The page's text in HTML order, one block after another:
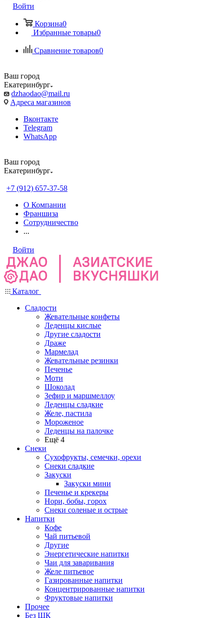
Войти
Корзина0
Избранные товары0
Сравнение товаров0
Ваш город
Екатеринбург
dzhaodao@mail.ru
Адреса магазинов
Вконтакте
Telegram
WhatsApp
Ваш город
Екатеринбург
+7 (912) 657-37-58
О Компании
Франшиза
Сотрудничество
...
Войти
Каталог
Сладости
Жевательные конфеты
Леденцы кислые
Другие сладости
Драже
Мармелад
Жевательные резинки
Печенье
Моти
Шоколад
Зефир и маршмеллоу
Леденцы сладкие
Желе, пастила
Мороженое
Леденцы на палочке
Ещё 4
Снеки
Сухофрукты, семечки, орехи
Снеки сладкие
Закуски
Закуски мини
Печенье и крекеры
Нори, бобы, горох
Снеки соленые и острые
Напитки
Кофе
Чай питьевой
Другие
Энергетические напитки
Чаи для заваривания
Желе питьевое
Газированные напитки
Концентрированные напитки
Фруктовые напитки
Прочее
Без ШК